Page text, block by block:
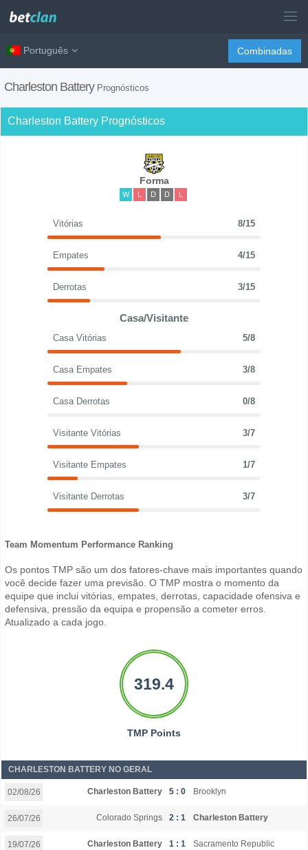
Português Combinadas
Charleston Battery Prognósticos
Charleston Battery Prognósticos
Forma
W L D D L
Vitórias 8/15
Empates 4/15
Derrotas 3/15
Casa/Visitante
Casa Vitórias 5/8
Casa Empates 3/8
Casa Derrotas 0/8
Visitante Vitórias 3/7
Visitante Empates 1/7
Visitante Derrotas 3/7
Team Momentum Performance Ranking
Os pontos TMP são um dos fatores-chave mais importantes quando
você decide fazer uma previsão. O TMP mostra o momento da
equipe que inclui vitórias, empates, derrotas, capacidade ofensiva e
defensiva, pressão da equipa e propensão a cometer erros.
Atualizado a cada jogo.
319.4
TMP Points
CHARLESTON BATTERY NO GERAL
02/08/26 Charleston Battery 5 : 0 Brooklyn
26/07/26 Colorado Springs 2 : 1 Charleston Battery
19/07/26 Charleston Battery 1 : 1 Sacramento Republic